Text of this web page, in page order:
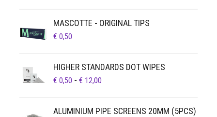
MASCOTTE - ORIGINAL TIPS
€ 0,50
HIGHER STANDARDS DOT WIPES
€ 0,50 - € 12,00
€ 12,00
ALUMINIUM PIPE SCREENS 20MM (5PCS)